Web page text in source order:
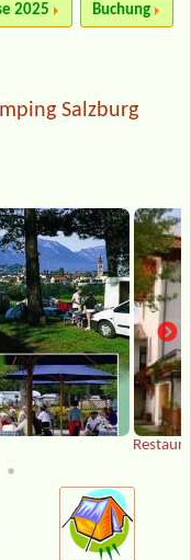
2025 Buchung
Salzburg